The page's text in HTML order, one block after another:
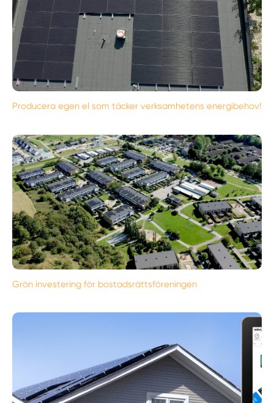
Producera egen el som täcker verksamhetens energibehov!
Grön investering för bostadsrättsföreningen